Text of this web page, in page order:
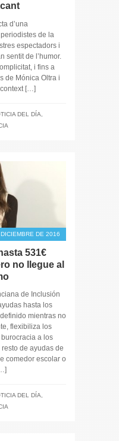
d’una
periodistes de la
espectadors i
sentit de l’humor.
i fins a
de Mónica Oltra i
[…]
DEL DÍA
DE 2016
531€
no llegue al
de Inclusión
hasta los
mientras no
flexibiliza los
a los
de ayudas de
comedor escolar o
DEL DÍA